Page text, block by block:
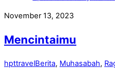
November 13, 2023
Mencintaimu
hpttravelBerita, Muhasabah,